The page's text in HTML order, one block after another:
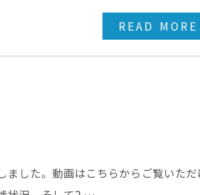
READ MORE
ました。動画はこちらからご覧いた